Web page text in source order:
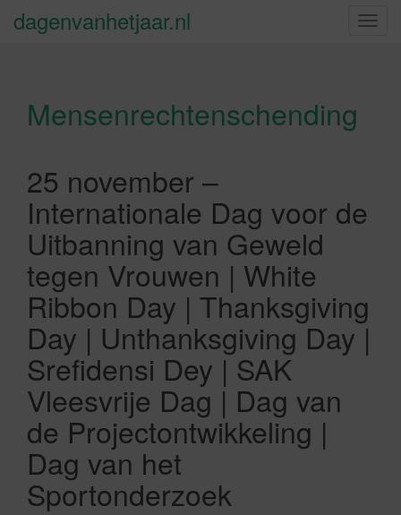
S
e
dagenvanhetjaar.nl
Mensenrechtenschending
25 november –
Internationale Dag voor de
Uitbanning van Geweld
tegen Vrouwen | White
Ribbon Day | Thanksgiving
Day | Unthanksgiving Day |
Srefidensi Dey | SAK
Vleesvrije Dag | Dag van
de Projectontwikkeling |
Dag van het
Sportonderzoek